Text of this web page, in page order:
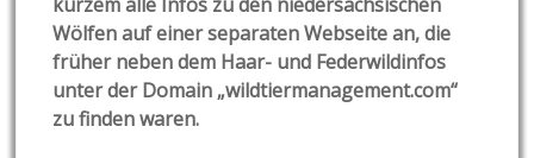
Wölfen auf einer separaten Webseite an, die
früher neben dem Haar- und Federwildinfos
unter der Domain „wildtiermanagement.com“
zu finden waren.